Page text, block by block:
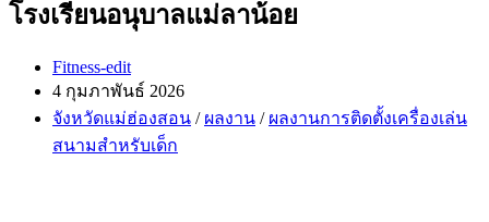
โรงเรียนอนุบาลแม่ลาน้อย
Post
author:
Fitness-edit
Post
published:
4 กุมภาพันธ์ 2026
Post
category:
จังหวัดแม่ฮ่องสอน / ผลงาน / ผลงานการติดตั้งเครื่องเล่น
สนามสำหรับเด็ก